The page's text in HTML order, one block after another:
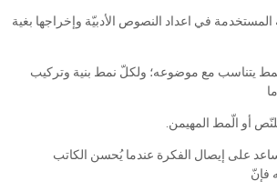
في اعداد النصوص الأدبيّة وإخراجها بغية
يتناسب مع موضوعه؛ ولكلّ نمط بنية وتركيب
أو الّمط المهيمن.
على إيصال الفكرة عندما يُحسن الكاتب
فإنّ